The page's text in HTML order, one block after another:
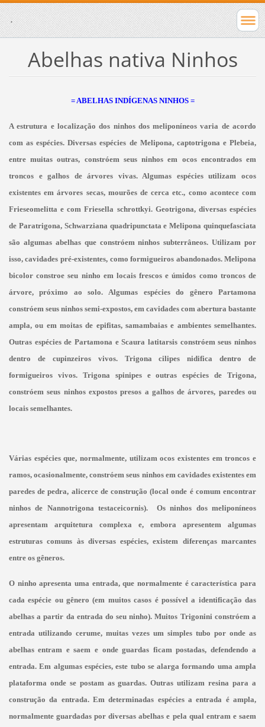
.
Abelhas nativa Ninhos
= ABELHAS INDÍGENAS NINHOS =
A estrutura e localização dos ninhos dos meliponíneos varia de acordo
com as espécies. Diversas espécies de Melipona, captotrigona e Plebeia,
entre muitas outras, constróem seus ninhos em ocos encontrados em
troncos e galhos de árvores vivas. Algumas espécies utilizam ocos
existentes em árvores secas, mourões de cerca etc., como acontece com
Frieseomelitta e com Friesella schrottkyi. Geotrigona, diversas espécies
de Paratrigona, Schwarziana quadripunctata e Melipona quinquefasciata
são algumas abelhas que constróem ninhos subterrâneos. Utilizam por
isso, cavidades pré-existentes, como formigueiros abandonados. Melipona
bicolor constroe seu ninho em locais frescos e úmidos como troncos de
árvore, próximo ao solo. Algumas espécies do gênero Partamona
constróem seus ninhos semi-expostos, em cavidades com abertura bastante
ampla, ou em moitas de epifitas, samambaias e ambientes semelhantes.
Outras espécies de Partamona e Scaura latitarsis constróem seus ninhos
dentro de cupinzeiros vivos. Trigona cilipes nidifica dentro de
formigueiros vivos. Trigona spinipes e outras espécies de Trigona,
constróem seus ninhos expostos presos a galhos de árvores, paredes ou
locais semelhantes.
Várias espécies que, normalmente, utilizam ocos existentes em troncos e
ramos, ocasionalmente, constróem seus ninhos em cavidades existentes em
paredes de pedra, alicerce de construção (local onde é comum encontrar
ninhos de Nannotrigona testaceicornis). Os ninhos dos meliponíneos
apresentam arquitetura complexa e, embora apresentem algumas
estruturas comuns às diversas espécies, existem diferenças marcantes
entre os gêneros.
O ninho apresenta uma entrada, que normalmente é característica para
cada espécie ou gênero (em muitos casos é possível a identificação das
abelhas a partir da entrada do seu ninho). Muitos Trigonini constróem a
entrada utilizando cerume, muitas vezes um simples tubo por onde as
abelhas entram e saem e onde guardas ficam postadas, defendendo a
entrada. Em algumas espécies, este tubo se alarga formando uma ampla
plataforma onde se postam as guardas. Outras utilizam resina para a
construção da entrada. Em determinadas espécies a entrada é ampla,
normalmente guardadas por diversas abelhas e pela qual entram e saem